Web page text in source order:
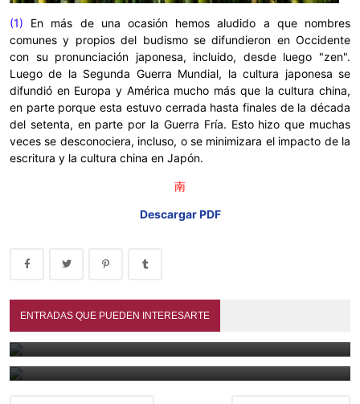
(1) En más de una ocasión hemos aludido a que nombres
comunes y propios del budismo se difundieron en Occidente
con su pronunciación japonesa, incluido, desde luego "zen".
Luego de la Segunda Guerra Mundial, la cultura japonesa se
difundió en Europa y América mucho más que la cultura china,
en parte porque esta estuvo cerrada hasta finales de la década
del setenta, en parte por la Guerra Fría. Esto hizo que muchas
veces se desconociera, incluso, o se minimizara el impacto de la
escritura y la cultura china en Japón.
南
Descargar PDF
ENTRADAS QUE PUEDEN INTERESARTE
La guerra por las palabras: juzgar la historia con un solo
término
August 3, 2026
El mapa del dharma. 智顗 Zhìyǐ y la hermenéutica de la
July 28, 2026